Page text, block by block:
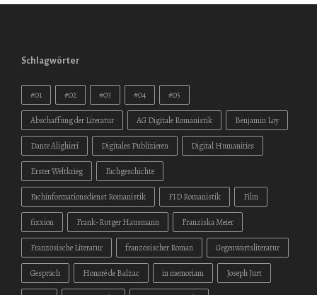
Schlagwörter
#01 #02 #03 #04 #05
Abschaffung der Literatur AG Digitale Romanistik Benjamin Loy
Dante Alighieri Digitales Publizieren Digital Humanities
Erster Weltkrieg Fachgeschichte
Fachinformationsdienst Romanistik FID Romanistik Film
fixxion Frank-Rutger Hausmann Franziska Meier
Französische Literatur französischer Roman Gegenwartsliteratur
Gespräch Honoré de Balzac in memoriam Joseph Jurt